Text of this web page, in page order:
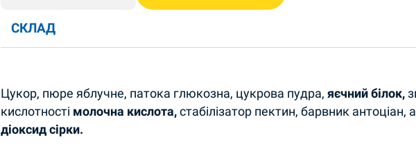
СКЛАД
Цукор, пюре яблучне, патока глюкозна, цукрова пудра,яєчний білок,
кислотності молочна кислота, стабілізатор пектин, барвник
діоксид сірки.